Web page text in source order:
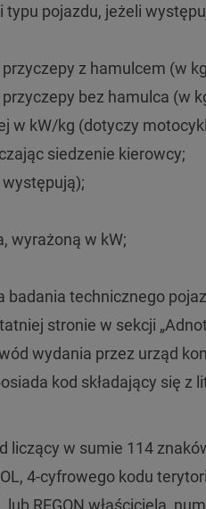
pojazdu, jeżeli
z hamulcem (w
bez hamulca (w
w kW/kg (dotyczy
siedzenie kierowcy;
wyrażoną w kW;
technicznego
stronie w sekcji
wydania przez urząd
kod składający się
liczący w sumie 114
4-cyfrowego kodu
REGON właściciela,